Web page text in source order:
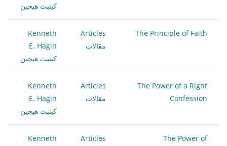
كينيث هيجين
The Principle of Faith
Articles
مقالات
Kenneth
E. Hagin
كينيث هيجين
The Power of a Right
Confession
Articles
مقالات
Kenneth
E. Hagin
كينيث هيجين
The Power of
Articles
Kenneth